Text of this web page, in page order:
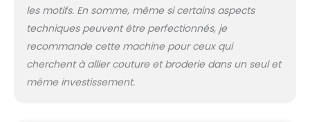
les motifs. En somme, même si certains aspects
techniques peuvent être perfectionnés, je
recommande cette machine pour ceux qui
cherchent à allier couture et broderie dans un seul et
même investissement.